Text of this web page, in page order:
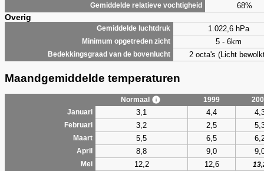
Gemiddelde relatieve vochtigheid 68%
Overig
Gemiddelde luchtdruk 1.022,6 hPa
Minimum opgetreden zicht 5 - 6km
Bedekkingsgraad van de bovenlucht 2 octa's (Licht
Maandgemiddelde temperaturen
Normaal 1999
Januari
3,1 4,4
Februari 3,2 2,5
Maart 5,5 6,5
April 8,8 9,0
Mei 12,2 12,6